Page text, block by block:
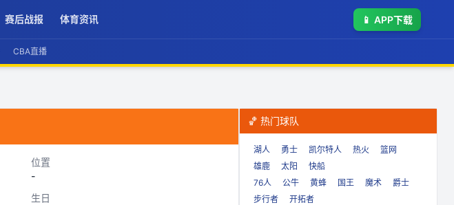
赛后战报 体育资讯 📱 APP下载
CBA直播
位置
-
生日
🏀 热门球队
湖人 勇士 凯尔特人 热火
篮网
雄鹿
太阳
快船
76人
公牛 黄蜂 国王 魔术
爵士
步行者
开拓者